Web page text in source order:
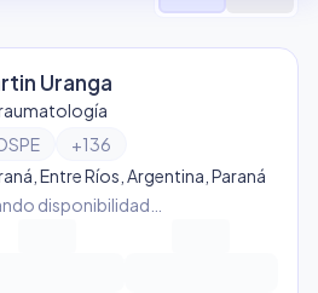
Uranga
+136
Entre Ríos, Argentina, Paraná
disponibilidad…